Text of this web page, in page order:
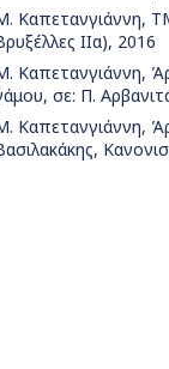
Καπετανγιάννη,
ΙΙα), 2016
Καπετανγιάννη,
σε: Π.
Καπετανγιάννη,